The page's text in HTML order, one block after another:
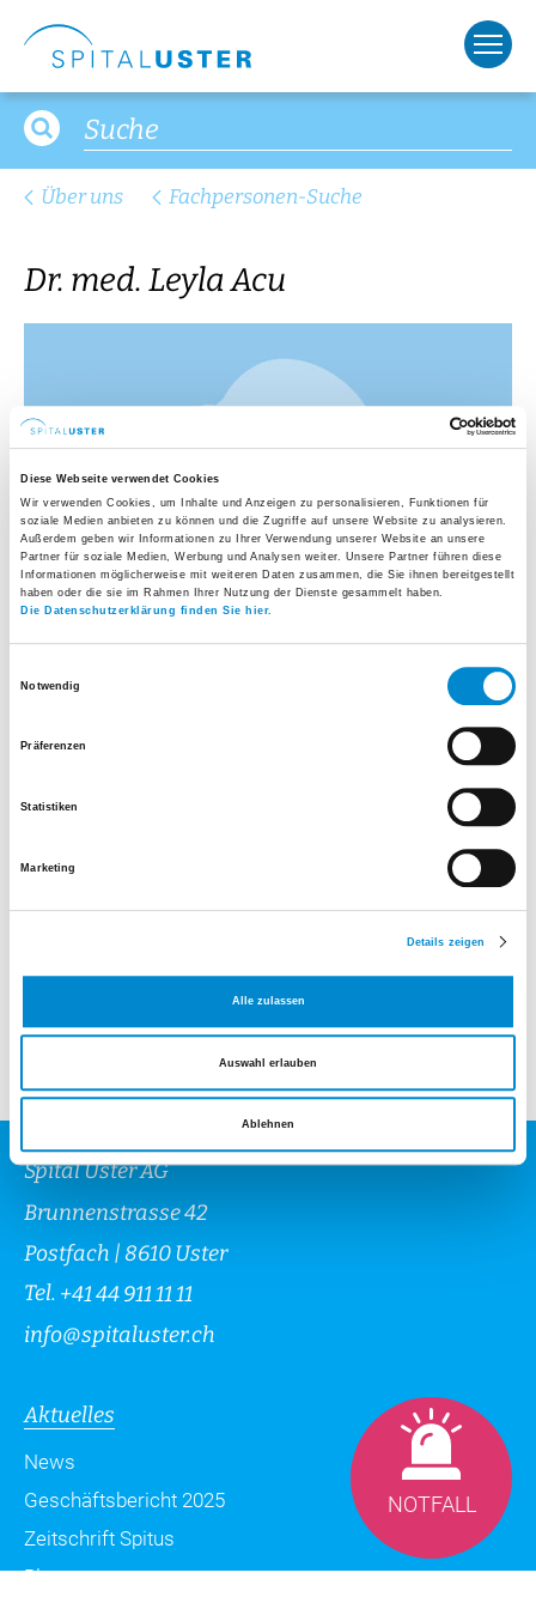
Diese Webseite verwendet Cookies
Wir verwenden Cookies, um Inhalte und Anzeigen zu personalisieren, Funktionen für
soziale Medien anbieten zu können und die Zugriffe auf unsere Website zu analysieren.
Außerdem geben wir Informationen zu Ihrer Verwendung unserer Website an unsere
Partner für soziale Medien, Werbung und Analysen weiter. Unsere Partner führen diese
Informationen möglicherweise mit weiteren Daten zusammen, die Sie ihnen bereitgestellt
haben oder die sie im Rahmen Ihrer Nutzung der Dienste gesammelt haben.
Die Datenschutzerklärung finden Sie hier.
Notwendig
Präferenzen
Statistiken
Marketing
Details zeigen
Alle zulassen
Auswahl erlauben
Ablehnen
Über uns Fachpersonen-Suche
Dr. med. Leyla Acu
Leitende Ärztin Radiologie
E-Mail senden
Bianca Moser Dr. med. Raphael Leonardy
NOTFALL
Spital Uster AG
Brunnenstrasse 42
Postfach | 8610 Uster
Tel. +41 44 911 11 11
info@spitaluster.ch
Aktuelles
News
Geschäftsbericht 2025
Zeitschrift Spitus
Blog